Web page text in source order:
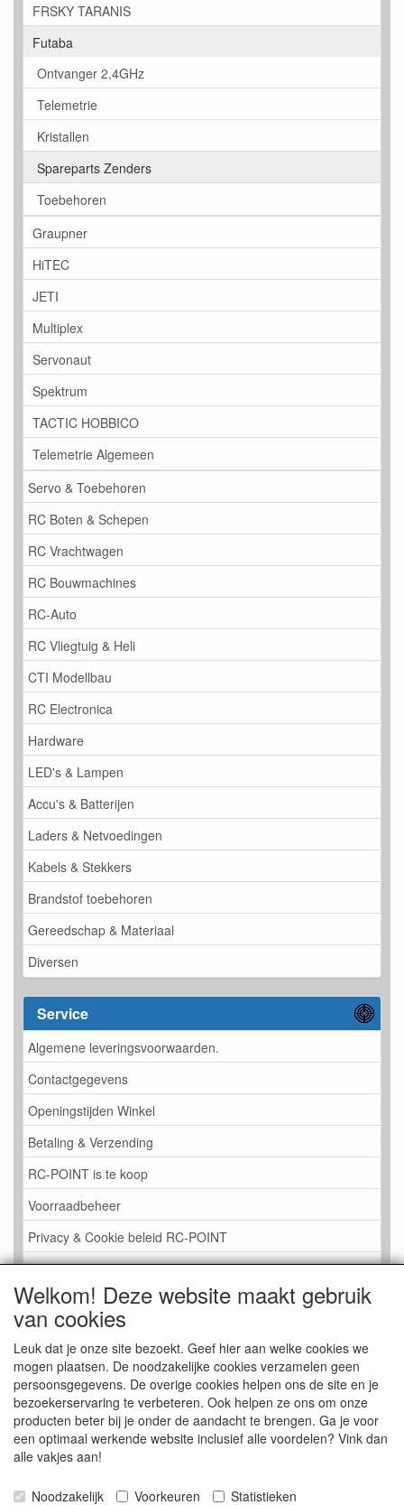
FRSKY TARANIS
Futaba
Ontvanger 2,4GHz
Telemetrie
Kristallen
Spareparts Zenders
Toebehoren
Graupner
HiTEC
JETI
Multiplex
Servonaut
Spektrum
TACTIC HOBBICO
Telemetrie Algemeen
Servo & Toebehoren
RC Boten & Schepen
RC Vrachtwagen
RC Bouwmachines
RC-Auto
RC Vliegtuig & Heli
CTI Modellbau
RC Electronica
Hardware
LED's & Lampen
Accu's & Batterijen
Laders & Netvoedingen
Kabels & Stekkers
Brandstof toebehoren
Gereedschap & Materiaal
Diversen
Service
Algemene leveringsvoorwaarden.
Contactgegevens
Openingstijden Winkel
Betaling & Verzending
RC-POINT is te koop
Voorraadbeheer
Privacy & Cookie beleid RC-POINT
LINK PAGINA
Gastenboek RC-POINT
Kijkje in de Winkel
Welkom! Deze website maakt gebruik
van cookies
Leuk dat je onze site bezoekt. Geef hier aan welke cookies we
mogen plaatsen. De noodzakelijke cookies verzamelen geen
persoonsgegevens. De overige cookies helpen ons de site en je
bezoekerservaring te verbeteren. Ook helpen ze ons om onze
producten beter bij je onder de aandacht te brengen. Ga je voor
een optimaal werkende website inclusief alle voordelen? Vink dan
alle vakjes aan!
Noodzakelijk Voorkeuren Statistieken